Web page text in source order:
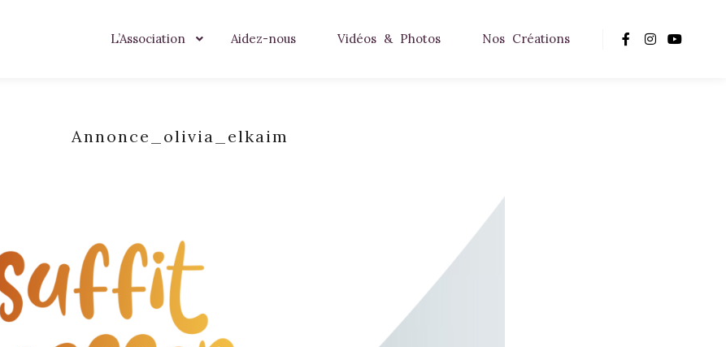
L’Association Aidez-nous Vidéos & Photos Nos Créations
Annonce_olivia_elkaim